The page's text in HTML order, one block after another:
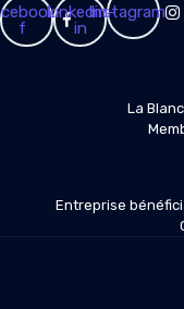
f
Linkedin-
in
Instagram
La
Entreprise